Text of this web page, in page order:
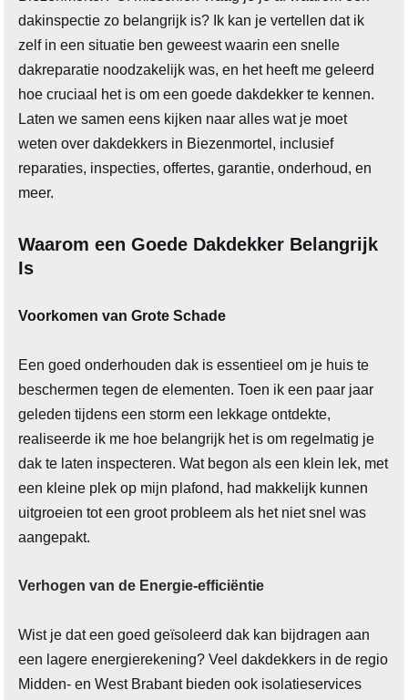
dakinspectie zo belangrijk is? Ik kan je vertellen dat ik
zelf in een situatie ben geweest waarin een snelle
dakreparatie noodzakelijk was, en het heeft me geleerd
hoe cruciaal het is om een goede dakdekker te kennen.
Laten we samen eens kijken naar alles wat je moet
weten over dakdekkers in Biezenmortel, inclusief
reparaties, inspecties, offertes, garantie, onderhoud, en
meer.
Waarom een Goede Dakdekker Belangrijk
Is
Voorkomen van Grote Schade
Een goed onderhouden dak is essentieel om je huis te
beschermen tegen de elementen. Toen ik een paar jaar
geleden tijdens een storm een lekkage ontdekte,
realiseerde ik me hoe belangrijk het is om regelmatig je
dak te laten inspecteren. Wat begon als een klein lek, met
een kleine plek op mijn plafond, had makkelijk kunnen
uitgroeien tot een groot probleem als het niet snel was
aangepakt.
Verhogen van de Energie-efficiëntie
Wist je dat een goed geïsoleerd dak kan bijdragen aan
een lagere energierekening? Veel dakdekkers in de regio
Midden- en West Brabant bieden ook isolatieservices